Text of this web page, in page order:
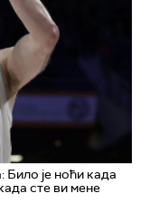
је ноћи када
сте ви мене